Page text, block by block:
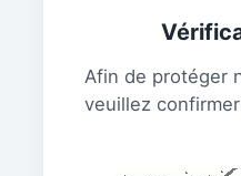
Afin de protéger
veuillez